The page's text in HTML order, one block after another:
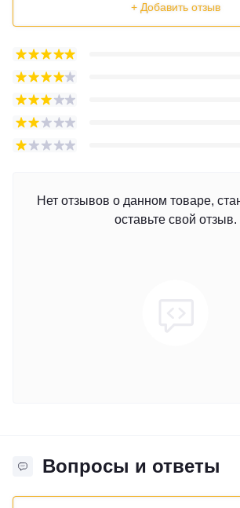
+ Добавить отзыв
Нет отзывов о данном товаре,
оставьте свой отзыв.
Вопросы и ответы